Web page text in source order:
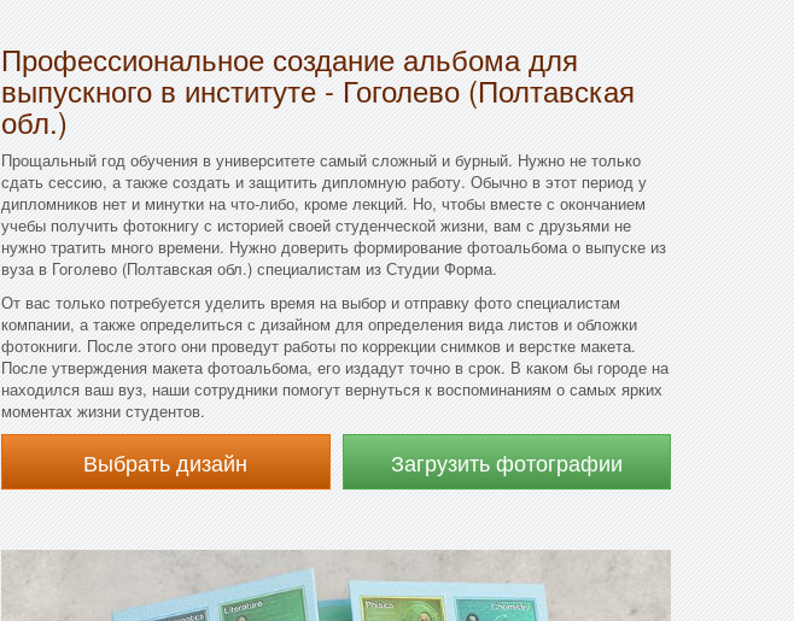
Профессиональное создание альбома для
выпускного в институте - Гоголево (Полтавская
обл.)
Прощальный год обучения в университете самый сложный и бурный. Нужно не только
сдать сессию, а также создать и защитить дипломную работу. Обычно в этот период у
дипломников нет и минутки на что-либо, кроме лекций. Но, чтобы вместе с окончанием
учебы получить фотокнигу с историей своей студенческой жизни, вам с друзьями не
нужно тратить много времени. Нужно доверить формирование фотоальбома о выпуске из
вуза в Гоголево (Полтавская обл.) специалистам из Студии Форма.
От вас только потребуется уделить время на выбор и отправку фото специалистам
компании, а также определиться с дизайном для определения вида листов и обложки
фотокниги. После этого они проведут работы по коррекции снимков и верстке макета.
После утверждения макета фотоальбома, его издадут точно в срок. В каком бы городе на
находился ваш вуз, наши сотрудники помогут вернуться к воспоминаниям о самых ярких
моментах жизни студентов.
Выбрать дизайн Загрузить фотографии